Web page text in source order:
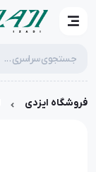
فروشگاه ایزدی